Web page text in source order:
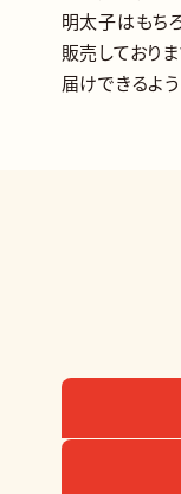
明太子はもち
販売しており
届けできるよ